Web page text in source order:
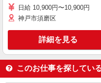
日給 10,900円〜10,900円
神戸市須磨区
詳細を見る
このお仕事を探してい